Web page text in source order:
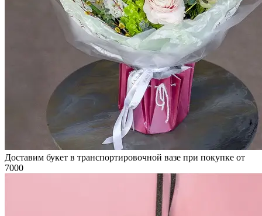
Доставим букет в транспортировочной вазе при покупке от
7000